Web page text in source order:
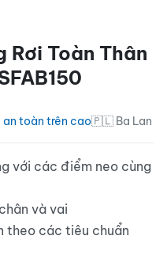
Rơi Toàn Thân
an toàn trên cao🇵🇱 Ba Lan
với các điểm neo cùng
và vai
theo các tiêu chuẩn